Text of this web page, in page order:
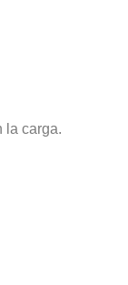
la carga.